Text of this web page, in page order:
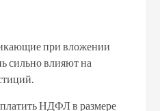
при вложении
сильно влияют на
НДФЛ в размере